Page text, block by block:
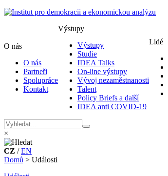
O nás
O nás
Partneři
Spolupráce
Kontakt
Výstupy
Výstupy
Studie
IDEA Talks
On-line výstupy
Vývoj nezaměstnanosti
Talent
Policy Briefs a další
IDEA anti COVID-19
Lidé
×
CZ /EN
Domů > Události